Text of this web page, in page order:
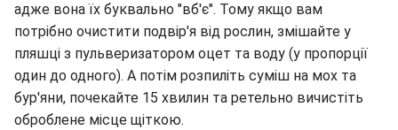
адже вона їх буквально "вб'є". Тому якщо вам
потрібно очистити подвір'я від рослин, змішайте у
пляшці з пульверизатором оцет та воду (у пропорції
один до одного). А потім розпиліть суміш на мох та
бур'яни, почекайте 15 хвилин та ретельно вичистіть
оброблене місце щіткою.